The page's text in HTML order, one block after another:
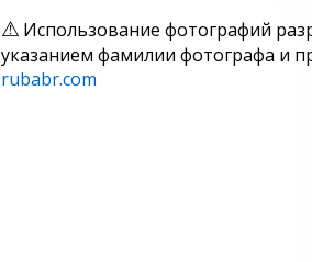
Использование фотографий
указанием фамилии фотографа и
rubabr.com